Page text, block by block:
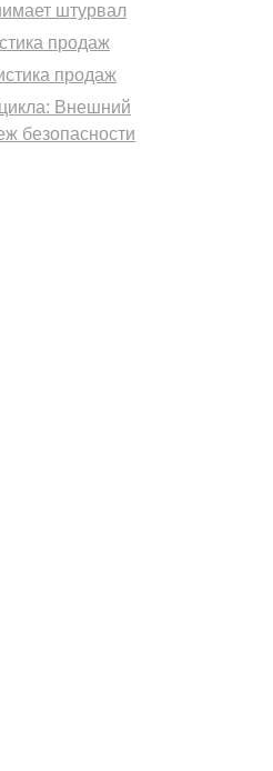
штурвал
продаж
продаж
Внешний
безопасности